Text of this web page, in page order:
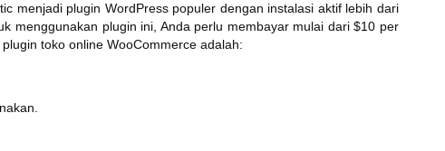
menjadi plugin WordPress populer dengan instalasi aktif lebih dari
menggunakan plugin ini, Anda perlu membayar mulai dari $10 per
toko online WooCommerce adalah: